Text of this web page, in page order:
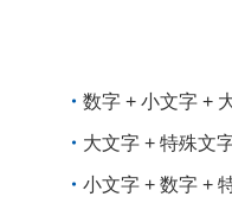
数字 + 小文字 +
大文字 + 特殊文
小文字 + 数字 +